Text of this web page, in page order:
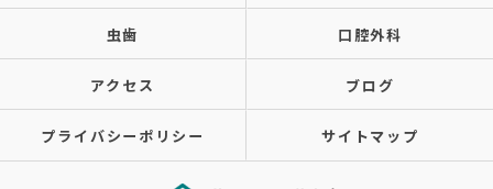
虫歯 口腔外科
アクセス ブログ
プライバシーポリシー サイトマップ